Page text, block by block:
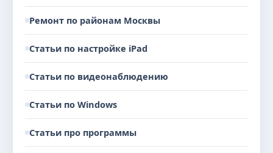
Ремонт по районам Москвы
Статьи по настройке iPad
Статьи по видеонаблюдению
Статьи по Windows
Статьи про программы